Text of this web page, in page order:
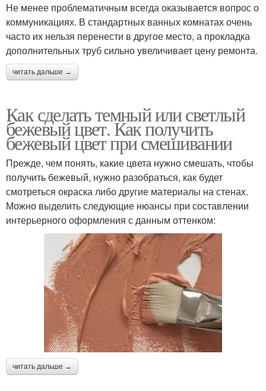
Не менее проблематичным всегда оказывается вопрос о
коммуникациях. В стандартных ванных комнатах очень
часто их нельзя перенести в другое место, а прокладка
дополнительных труб сильно увеличивает цену ремонта.
читать дальше →
Как сделать темный или светлый
бежевый цвет. Как получить
бежевый цвет при смешивании
Прежде, чем понять, какие цвета нужно смешать, чтобы
получить бежевый, нужно разобраться, как будет
смотреться окраска либо другие материалы на стенах.
Можно выделить следующие нюансы при составлении
интерьерного оформления с данным оттенком:
читать дальше →